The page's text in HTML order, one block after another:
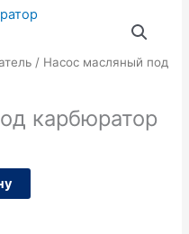
/ Насос масляный под
карбюратор